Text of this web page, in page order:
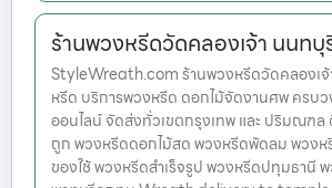
ร้านพวงหรีดวัดคลองเจ้า นนทบุ
StyleWreath.com ร้านพวงหรีดวัดคลองเ
หรีด บริการพวงหรีด ดอกไม้จัดงานศพ ครบ
ออนไลน์ จัดส่งทั่วเขตกรุงเทพ และ ปริมณฑล
ถูก พวงหรีดดอกไม้สด พวงหรีดพัดลม พวงห
ของใช้ พวงหรีดสำเร็จรูป พวงหรีดปทุมธานี